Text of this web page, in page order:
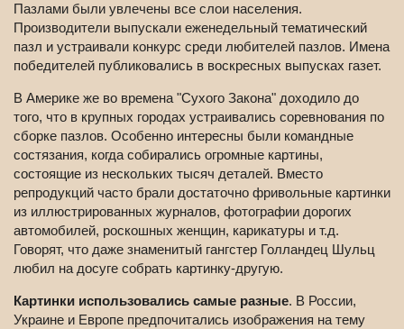
Пазлами были увлечены все слои населения.
Производители выпускали еженедельный тематический
пазл и устраивали конкурс среди любителей пазлов. Имена
победителей публиковались в воскресных выпусках газет.
В Америке же во времена "Сухого Закона" доходило до
того, что в крупных городах устраивались соревнования по
сборке пазлов. Особенно интересны были командные
состязания, когда собирались огромные картины,
состоящие из нескольких тысяч деталей. Вместо
репродукций часто брали достаточно фривольные картинки
из иллюстрированных журналов, фотографии дорогих
автомобилей, роскошных женщин, карикатуры и т.д.
Говорят, что даже знаменитый гангстер Голландец Шульц
любил на досуге собрать картинку-другую.
Картинки использовались самые разные. В России,
Украине и Европе предпочитались изображения на тему